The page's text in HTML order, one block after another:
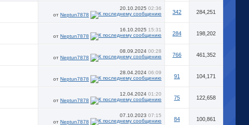
20.10.2025 02:36
от Neptun7878 342 284,251
16.10.2025 15:31
от Neptun7878 284 198,202
08.09.2024 00:28
от Neptun7878 766 461,352
28.04.2024 06:09
от Neptun7878 91 104,171
12.04.2024 01:20
от Neptun7878 75 122,658
07.10.2023 07:15
от Neptun7878 84 100,861